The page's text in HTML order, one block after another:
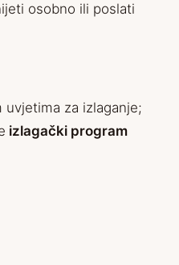
osobno ili poslati
za izlaganje;
izlagački program